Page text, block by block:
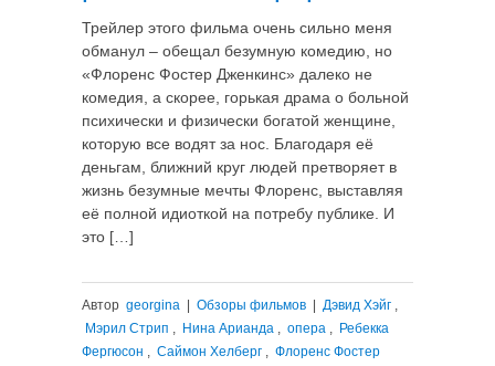
Трейлер этого фильма очень сильно меня
обманул – обещал безумную комедию, но
«Флоренс Фостер Дженкинс» далеко не
комедия, а скорее, горькая драма о больной
психически и физически богатой женщине,
которую все водят за нос. Благодаря её
деньгам, ближний круг людей претворяет в
жизнь безумные мечты Флоренс, выставляя
её полной идиоткой на потребу публике. И
это […]
Автор georgina Обзоры фильмов Дэвид Хэйг ,
Мэрил Стрип , Нина Арианда , опера , Ребекка
Фергюсон , Саймон Хелберг , Флоренс Фостер